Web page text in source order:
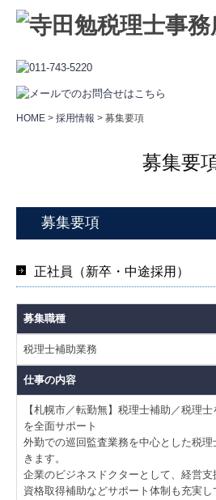
HOME
事務所案内
サクセスマンスリ―
サービス案内
法人・個人事業主の方へ
相続でお困りの方へ
社会福祉・公益法人の皆様へ
採用情報
採用メッセージ
スタッフインタビュー
HOME 採用情報 募集要項
募集要
募集要項
正社員（新卒・中途採用）
募集職種
税理士補助業務
仕事の内容
【札幌市／転勤無】税理士補助／税理
を全面サポート
外勤での巡回監査業務を中心とした税
きます。
企業のビジネスドクターとして、経営支
資格取得補助などサポート体制も充実